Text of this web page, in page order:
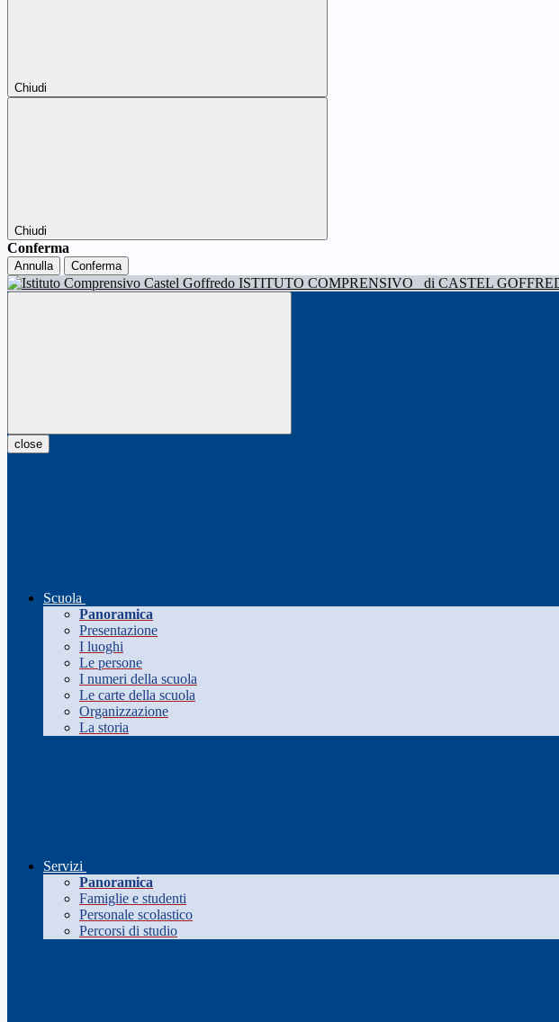
Chiudi
Chiudi
Conferma
Annulla Conferma
ISTITUTO COMPRENSIVO di CASTEL
close
Scuola
Panoramica
Presentazione
I luoghi
Le persone
I numeri della scuola
Le carte della scuola
Organizzazione
La storia
Servizi
Panoramica
Famiglie e studenti
Personale scolastico
Percorsi di studio